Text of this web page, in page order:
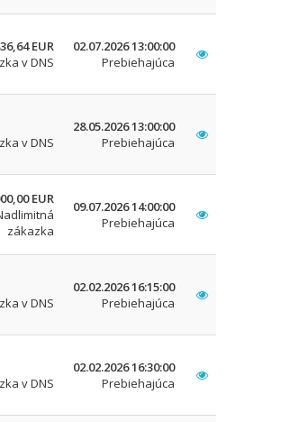
EUR
v DNS
02.07.2026 13:00:00
Prebiehajúca
v DNS
28.05.2026 13:00:00
Prebiehajúca
EUR
zákazka
09.07.2026 14:00:00
Prebiehajúca
v DNS
02.02.2026 16:15:00
Prebiehajúca
v DNS
02.02.2026 16:30:00
Prebiehajúca